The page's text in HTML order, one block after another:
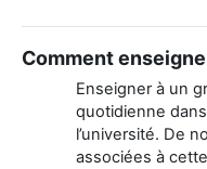
Comment
Enseigner à un
quotidienne
l’université. De
associées à